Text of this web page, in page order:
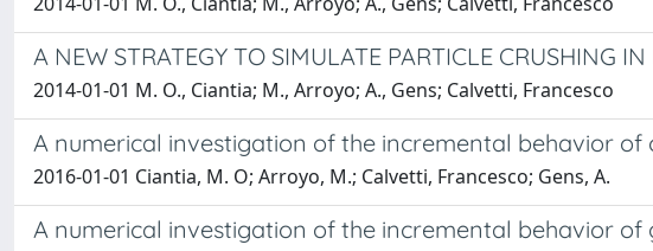
A NEW STRATEGY TO SIMULATE PARTICLE CRUSHING
2014-01-01 M. O., Ciantia; M., Arroyo; A., Gens; Calvetti, Francesco
A numerical investigation of the incremental behavior of
2016-01-01 Ciantia, M. O; Arroyo, M.; Calvetti, Francesco; Gens, A.
A numerical investigation of the incremental behavior of